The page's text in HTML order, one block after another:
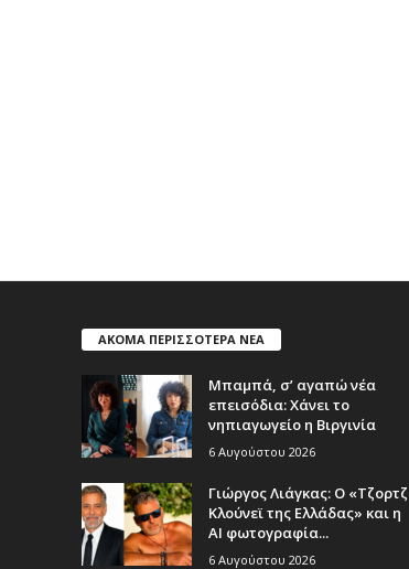
ΑΚΟΜΑ ΠΕΡΙΣΣΟΤΕΡΑ ΝΕΑ
Μπαμπά, σ’ αγαπώ νέα
επεισόδια: Χάνει το
νηπιαγωγείο η Βιργινία
6 Αυγούστου 2026
Γιώργος Λιάγκας: Ο «Τζορτζ
Κλούνεϊ της Ελλάδας» και η
AI φωτογραφία...
6 Αυγούστου 2026